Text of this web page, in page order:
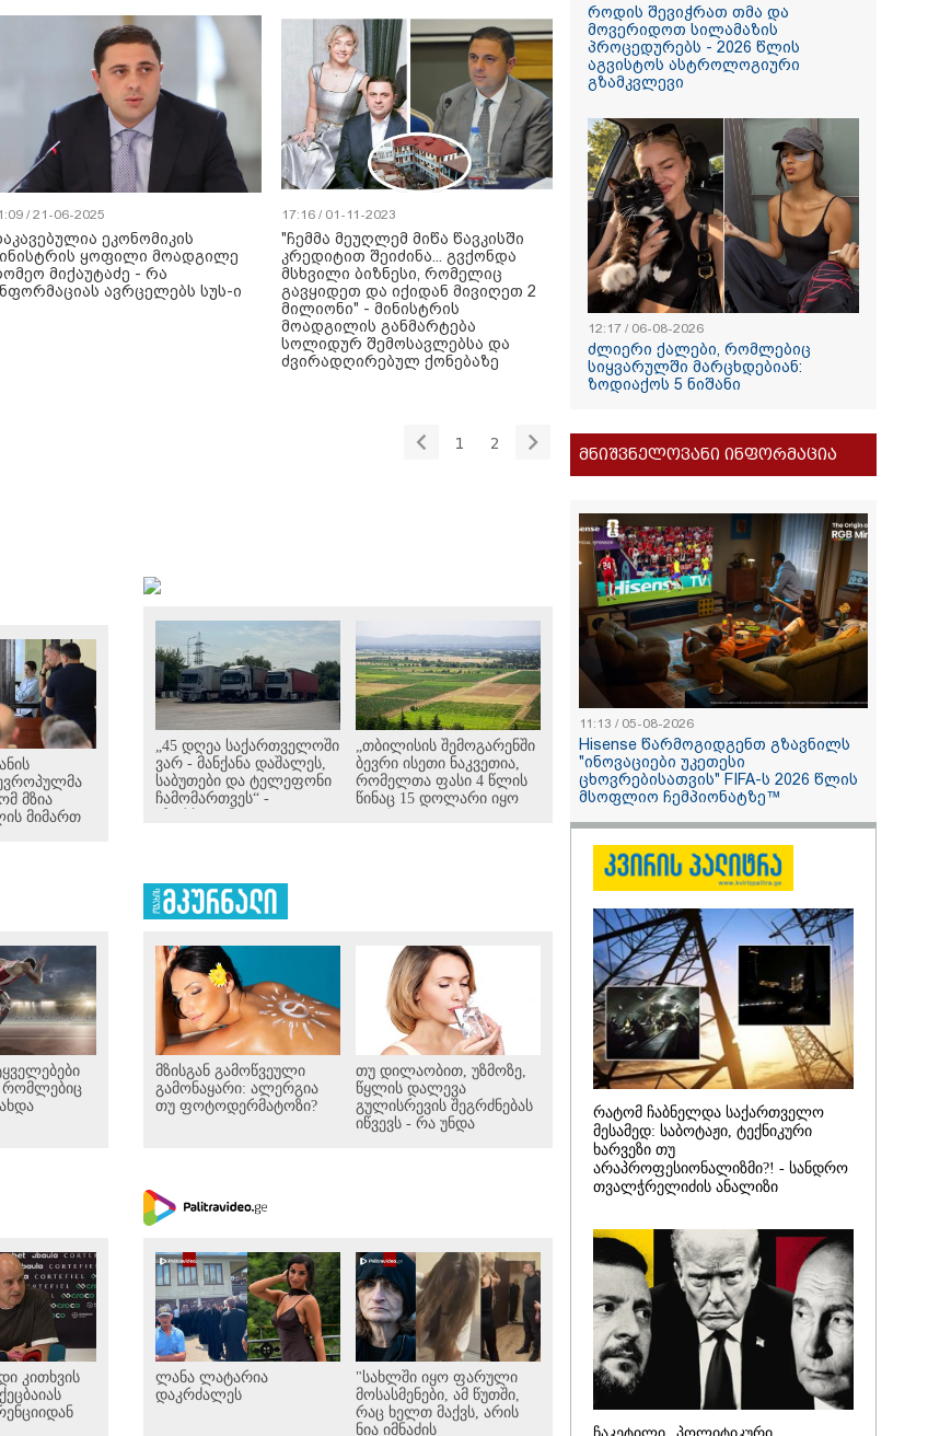
/ 21-06-2025
ეკონომიკის
ყოფილი მოადგილე
მიქაუტაძე - რა
ავრცელებს სუს-ი
17:16 / 01-11-2023
"ჩემმა მეუღლემ მიწა წავკისში
კრედიტით შეიძინა... გვქონდა
მსხვილი ბიზნესი, რომელიც
გავყიდეთ და იქიდან მივიღეთ 2
მილიონი" - მინისტრის
მოადგილის განმარტება
სოლიდურ შემოსავლებსა და
ძვირადღირებულ ქონებაზე
1 2
მზია
მიმართ
„45 დღეა საქართველოში
ვარ - მანქანა დაშალეს,
საბუთები და ტელეფონი
ჩამომართვეს“ -
ახერხებენ
„თბილისის შემოგარენში
ბევრი ისეთი ნაკვეთია,
რომელთა ფასი 4 წლის
წინაც 15 დოლარი იყო
რომლებიც
მზისგან გამოწვეული
გამონაყარი: ალერგია
თუ ფოტოდერმატოზი?
თუ დილაობით, უზმოზე,
წყლის დალევა
გულისრევის შეგრძნებას
იწვევს - რა უნდა
კითხვის
ლანა ლატარია
დაკრძალეს
"სახლში იყო ფარული
მოსასმენები, ამ წუთში,
რაც ხელთ მაქვს, არის
ნია იმნაძის
როდის შევიჭრათ თმა და
მოვერიდოთ სილამაზის
პროცედურებს - 2026 წლის
აგვისტოს ასტროლოგიური
გზამკვლევი
12:17 / 06-08-2026
ძლიერი ქალები, რომლებიც
სიყვარულში მარცხდებიან:
ზოდიაქოს 5 ნიშანი
მნიშვნელოვანი ინფორმაცია
11:13 / 05-08-2026
Hisense წარმოგიდგენთ გზავნილს
"ინოვაციები უკეთესი
ცხოვრებისათვის" FIFA-ს 2026 წლის
მსოფლიო ჩემპიონატზე™
რატომ ჩაბნელდა საქართველო
მესამედ: საბოტაჟი, ტექნიკური
ხარვეზი თუ
არაპროფესიონალიზმი?! - სანდრო
თვალჭრელიძის ანალიზი